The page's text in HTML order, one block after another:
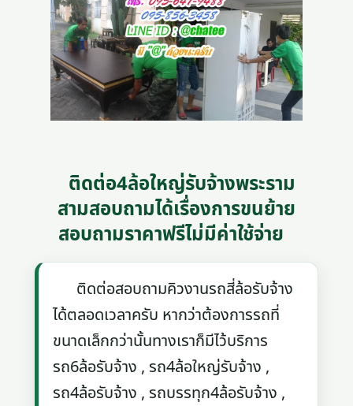
ติดต่อ4ล้อใหญ่รับจ้างพระราม
สามสอบถามได้เรื่องการขนย้าย
สอบถามราคาฟรีไม่มีค่าใช้จ่าย
ติดต่อสอบถามคิวงานรถสี่ล้อรับจ้าง
ได้ตลอดเวลาครับ หากว่าต้องการรถที่
ขนาดเล็กกว่านั้นทางเราก็มีไว้บริการ
รถ6ล้อรับจ้าง , รถ4ล้อใหญ่รับจ้าง ,
รถ4ล้อรับจ้าง , รถบรรทุก4ล้อรับจ้าง ,